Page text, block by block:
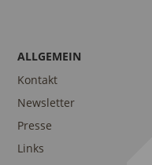
ALLGEMEIN
Kontakt
Newsletter
Presse
Links